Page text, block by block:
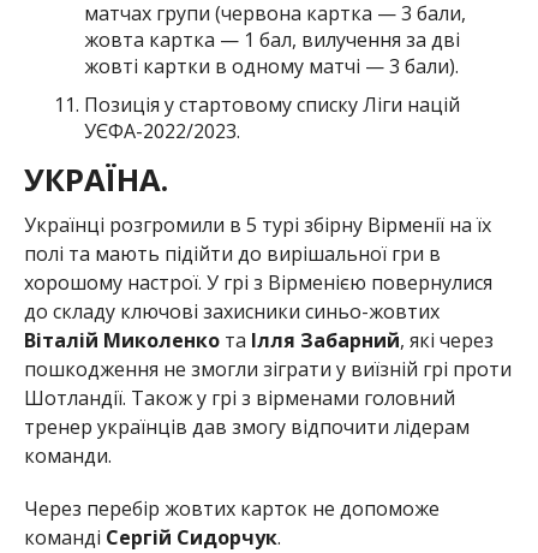
матчах групи (червона картка — 3 бали,
жовта картка — 1 бал, вилучення за дві
жовті картки в одному матчі — 3 бали).
Позиція у стартовому списку Ліги націй
УЄФА-2022/2023.
УКРАЇНА.
Українці розгромили в 5 турі збірну Вірменії на їх
полі та мають підійти до вирішальної гри в
хорошому настрої. У грі з Вірменією повернулися
до складу ключові захисники синьо-жовтих
Віталій Миколенкота Ілля Забарний, які через
пошкодження не змогли зіграти у виїзній грі проти
Шотландії. Також у грі з вірменами головний
тренер українців дав змогу відпочити лідерам
команди.
Через перебір жовтих карток не допоможе
команді Сергій Сидорчук.